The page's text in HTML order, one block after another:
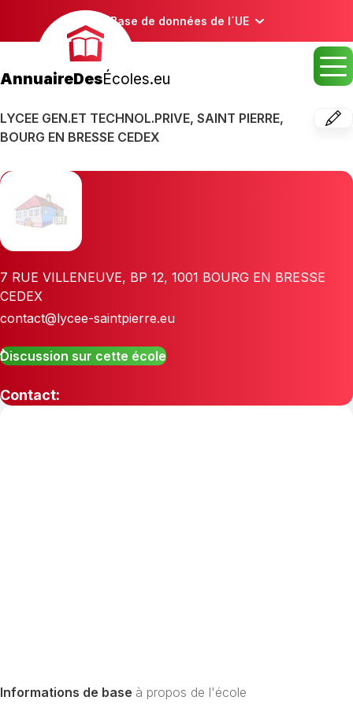
Base de données de l´UE
AnnuaireDesÉcoles.eu
LYCEE GEN.ET TECHNOL.PRIVE, SAINT PIERRE,
BOURG EN BRESSE CEDEX
7 RUE VILLENEUVE, BP 12, 1001 BOURG EN BRESSE
CEDEX
contact@lycee-saintpierre.eu
Discussion sur cette école
Contact:
Informations de base à propos de l'école